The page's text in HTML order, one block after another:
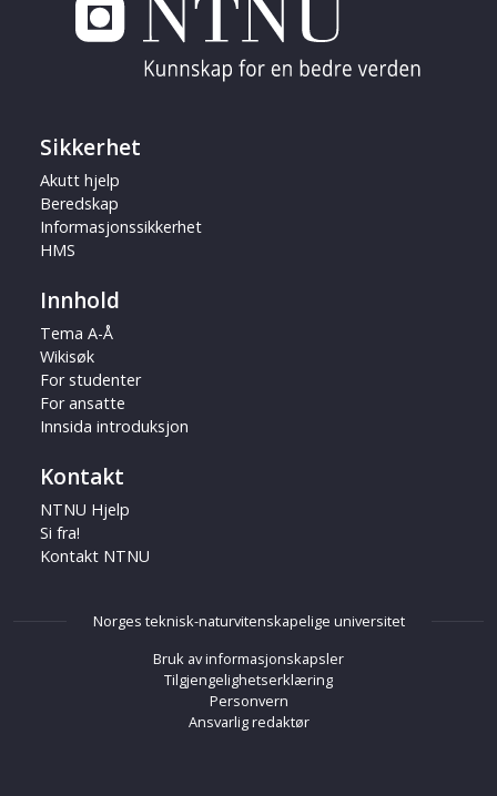
Sikkerhet
Akutt hjelp
Beredskap
Informasjonssikkerhet
HMS
Innhold
Tema A-Å
Wikisøk
For studenter
For ansatte
Innsida introduksjon
Kontakt
NTNU Hjelp
Si fra!
Kontakt NTNU
Norges teknisk-naturvitenskapelige universitet
Bruk av informasjonskapsler
Tilgjengelighetserklæring
Personvern
Ansvarlig redaktør